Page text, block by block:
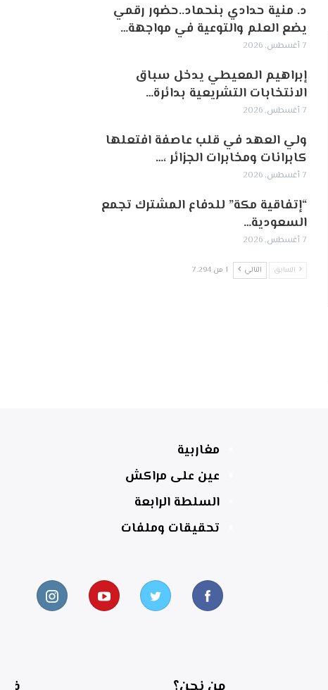
د. منية حدادي بنحماد..حضور رقمي
يضع العلم والتوعية في مواجهة…
7 أغسطس, 2026
إبراهيم المعيطي يدخل سباق
الانتخابات التشريعية بدائرة…
7 أغسطس, 2026
ولي العهد في قلب عاصفة افتعلها
كابرانات ومخابرات الجزائر ،…
7 أغسطس, 2026
“إتفاقية مكة” للدفاع المشترك تجمع
السعودية…
7 أغسطس, 2026
السابق التالي 1 من 7٬294
مغاربية
عين على مراكش
السلطة الرابعة
تحقيقات وملفات